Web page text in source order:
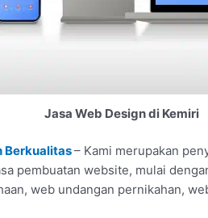
Jasa Web Design di Kemiri
Berkualitas– Kami merupakan
pembuatan website, mulai
web undangan pernikahan,